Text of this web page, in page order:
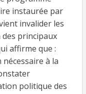
instaurée par
invalider les
des principaux
affirme que :
à la
politique des